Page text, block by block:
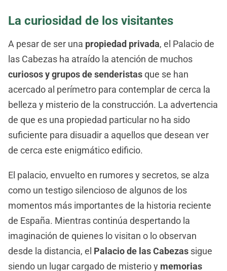
La curiosidad de los visitantes
A pesar de ser una propiedad privada, el Palacio de
las Cabezas ha atraído la atención de muchos
curiosos y grupos de senderistasque se han
acercado al perímetro para contemplar de cerca la
belleza y misterio de la construcción. La advertencia
de que es una propiedad particular no ha sido
suficiente para disuadir a aquellos que desean ver
de cerca este enigmático edificio.
El palacio, envuelto en rumores y secretos, se alza
como un testigo silencioso de algunos de los
momentos más importantes de la historia reciente
de España. Mientras continúa despertando la
imaginación de quienes lo visitan o lo observan
desde la distancia, el Palacio de las Cabezas sigue
siendo un lugar cargado de misterio y memorias